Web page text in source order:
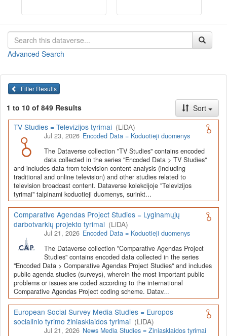
Depositors interested in deposit of their data into the LiDA
Lietuvos humanitarinių ir socialinių mokslų duomenų
infrastruktūra, suteikianti prieigą prie daugiau nei 600 duomenų ir
tyrimų išteklių. Visi duomenų ir tyrimų ištekliai yra dokumentuoti
lietuvių ir anglų kalbomis pagal tarptautinius standartus. LiDA
įsikūręsKauno technologijos universiteto Duomenų analizės
ir archyvavimo (DAtA) centre( data.ktu.edu
Prieigai prie išteklių naudojama ši
visi ištekliai prieinami, nes 2020-2029 m. vykdomas perkėlimo iš
senosios infrastruktūros projektas). LiDA kuruoja įvairių tipų
išteklius ir jie publikuojami atskiruose kataloguose pagal tipą:
Apklausų duomenys ,Interviu duomenys,Agreguotieji duomenys
(įskaitant Istorinę statistiką),Tekstiniai duomenys
duomenys(įskaitant Žiniasklaidos tyrimus). Taip pat LiDA
talpinami didelių nacionalinių projektų duomenys (Didelių projektų
duomenys) ir Lietuvos aukštojo mokslo ir studijų bei Lietuvos
valstybės institucijų deponuoti socialinių ir humanitarinių mokslų
duomenų rinkiniai (Kitų institucijų duomenys). Norintiemsišmokti
šia talpykla, surasti ir parsisiųsti duomenis, siūlome
susipažinti suLiDA Dataverse talpyklos naudotojo vadovu.
Depozitoriai, kurie norėtų deponuoti savo duomenis į LiDA
Dataverse talpyklą, turėtų susipažinti su informacija
puslapyje.
Advanced Search
Filter Results
1 to 10 of 849 Results
Sort
TV Studies = Televizijos tyrimai (LiDA)
Jul 23, 2026 Encoded Data = Koduotieji duomenys
The Dataverse collection "TV Studies" contains encoded
data collected in the series "Encoded Data > TV Studies"
and includes data from television content analysis (including
traditional and online television) and other studies related to
television broadcast content. Dataverse kolekcijoje "Televizijos
tyrimai" talpinami koduotieji duomenys, surinkt...
Comparative Agendas Project Studies = Lyginamųjų
darbotvarkių projekto tyrimai (LiDA)
Jul 21, 2026 Encoded Data = Koduotieji duomenys
The Dataverse collection "Comparative Agendas Project
Studies" contains encoded data collected in the series
"Encoded Data > Comparative Agendas Project Studies" and includes
public agenda studies (surveys), wherein the most important public
problems or issues are coded according to the international
Comparative Agendas Project coding scheme. Datav...
European Social Survey Media Studies = Europos
socialinio tyrimo žiniasklaidos tyrimai (LiDA)
Jul 21, 2026 News Media Studies = Žiniasklaidos tyrimai